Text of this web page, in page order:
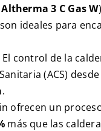
Altherma 3 C Gas W
ideales para
control de la
(ACS)
.
ofrecen un
más que las